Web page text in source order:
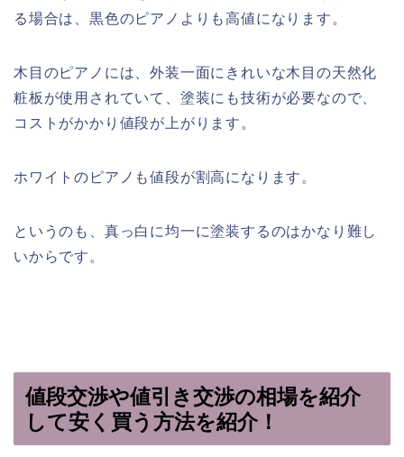
る場合は、黒色のピアノよりも高値になります。
木目のピアノには、外装一面にきれいな木目の天然化
粧板が使用されていて、塗装にも技術が必要なので、
コストがかかり値段が上がります。
ホワイトのピアノも値段が割高になります。
というのも、真っ白に均一に塗装するのはかなり難し
いからです。
値段交渉や値引き交渉の相場を紹介
して安く買う方法を紹介！